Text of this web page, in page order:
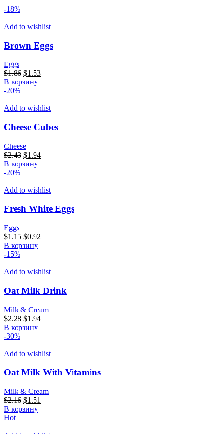
-18%
Add to wishlist
Brown Eggs
Eggs
$1.86 Первоначальная
цена
$1.53Текущая
В корзину
-20%
Add to wishlist
Cheese Cubes
Cheese
$2.43 Первоначальная
цена
$1.94Текущая
В корзину
-20%
Add to wishlist
Fresh White Eggs
Eggs
$1.15 Первоначальная
цена
$0.92
В корзину
-15%
Add to wishlist
Oat Milk Drink
Milk & Cream
$2.28 Первоначальная
цена
$1.94Текущая
В корзину
-30%
Add to wishlist
Oat Milk With Vitamins
Milk & Cream
$2.16 Первоначальная
цена
$1.51
В корзину
Hot